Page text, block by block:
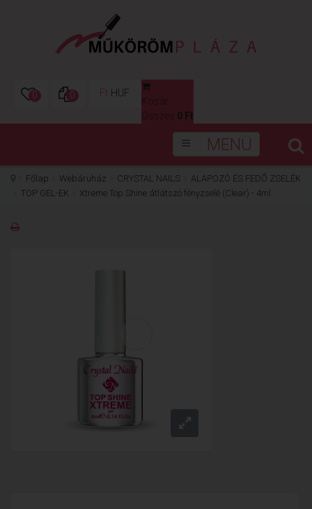
0 0 Ft HUF
Kosár
Összes: 0 Ft
MENÜ
Főlap Webáruház CRYSTAL NAILS
ALAPOZÓ ÉS FEDŐ ZSELÉK
TOP GEL-EK
Xtreme Top Shine átlátszó fényzselé (Clear) - 4ml